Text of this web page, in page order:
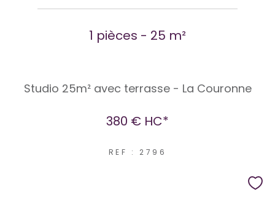
1 pièces - 25 m²
Studio 25m² avec terrasse - La Couronne
380 € HC*
REF : 2796